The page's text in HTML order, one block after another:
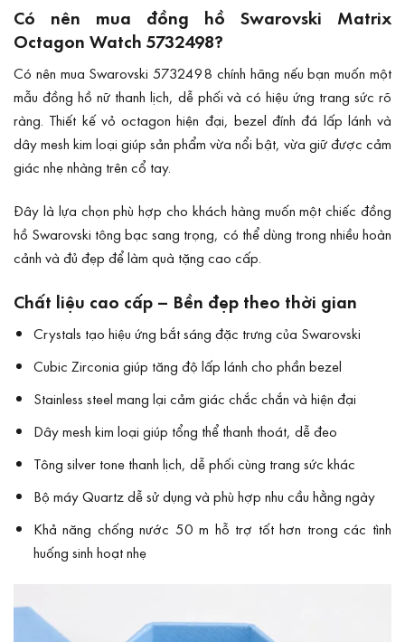
Có nên mua đồng hồ Swarovski Matrix
Octagon Watch 5732498?
Có nên mua Swarovski 5732498 chính hãng nếu bạn muốn một
mẫu đồng hồ nữ thanh lịch, dễ phối và có hiệu ứng trang sức rõ
ràng. Thiết kế vỏ octagon hiện đại, bezel đính đá lấp lánh và
dây mesh kim loại giúp sản phẩm vừa nổi bật, vừa giữ được cảm
giác nhẹ nhàng trên cổ tay.
Đây là lựa chọn phù hợp cho khách hàng muốn một chiếc đồng
hồ Swarovski tông bạc sang trọng, có thể dùng trong nhiều hoàn
cảnh và đủ đẹp để làm quà tặng cao cấp.
Chất liệu cao cấp – Bền đẹp theo thời gian
Crystals tạo hiệu ứng bắt sáng đặc trưng của Swarovski
Cubic Zirconia giúp tăng độ lấp lánh cho phần bezel
Stainless steel mang lại cảm giác chắc chắn và hiện đại
Dây mesh kim loại giúp tổng thể thanh thoát, dễ đeo
Tông silver tone thanh lịch, dễ phối cùng trang sức khác
Bộ máy Quartz dễ sử dụng và phù hợp nhu cầu hằng ngày
Khả năng chống nước 50 m hỗ trợ tốt hơn trong các tình
huống sinh hoạt nhẹ